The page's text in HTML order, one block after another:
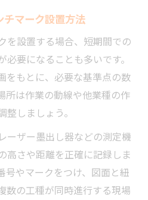
マーク設置方法
を設置する場合、短期間での
要になることも多いです。
をもとに、必要な基準点の数
所は作業の動線や他業種の作
しましょう。
ーザー墨出し器などの測定機
高さや距離を正確に記録しま
号やマークをつけ、図面と紐
数の工種が同時進行する現場